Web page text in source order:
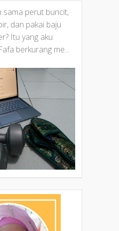
sama perut buncit,
dan pakai baju
Itu yang aku
berkurang me...